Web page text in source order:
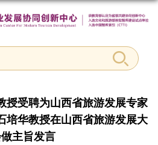
授受聘为山西省旅游发展专家
培华教授在山西省旅游发展大
主旨发言